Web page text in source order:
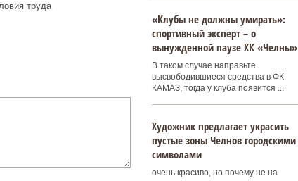
труда
«Клубы не должны умирать»:
спортивный эксперт – о
вынужденной паузе ХК «Челны»
В таком случае направьте
высвободившиеся средства в ФК
КАМАЗ, тогда у клуба появится ...
Художник предлагает украсить
пустые зоны Челнов городскими
символами
очень красиво, но почему не на